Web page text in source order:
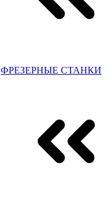
ФРЕЗЕРНЫЕ СТАНКИ